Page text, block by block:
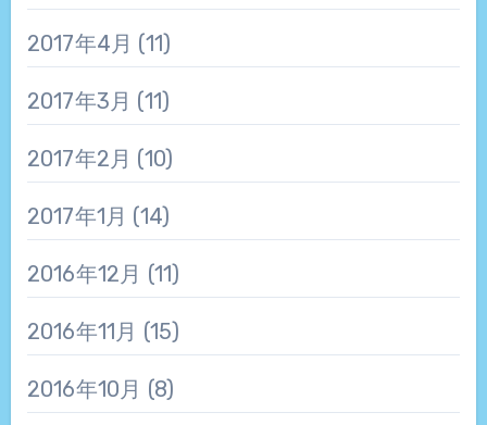
2017年4月 (11)
2017年3月 (11)
2017年2月 (10)
2017年1月 (14)
2016年12月 (11)
2016年11月 (15)
2016年10月 (8)